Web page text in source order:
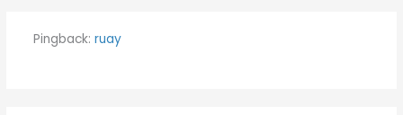
Pingback: ruay